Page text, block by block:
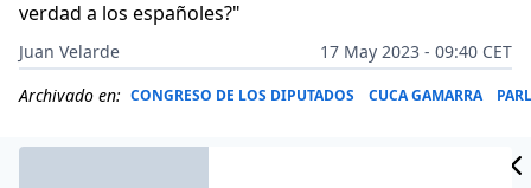
verdad a los españoles?"
Juan Velarde
17 May 2023 - 09:40 CET
Archivado en: CONGRESO DE LOS DIPUTADOS CUCA GAMARRA